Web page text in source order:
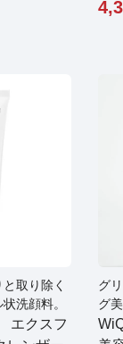
取り除く
洗顔料。
エクスフ
グ
グ